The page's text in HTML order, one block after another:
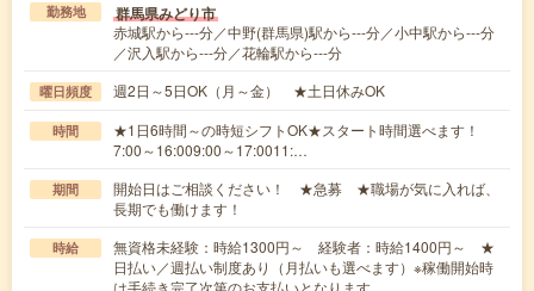
勤務地 群馬県みどり市
赤城駅から---分／中野(群馬県)駅から---分／小中駅から---分
／沢入駅から---分／花輪駅から---分
曜日頻度 週2日～5日OK（月～金） ★土日休みOK
時間
★1日6時間～の時短シフトOK★スタート時間選べます！
7:00～16:009:00～17:0011:…
期間
開始日はご相談ください！ ★急募 ★職場が気に入れば、
長期でも働けます！
時給
無資格未経験：時給1300円～ 経験者：時給1400円～ ★
日払い／週払い制度あり（月払いも選べます）※稼働開始時
は手続き完了次第のお支払いとなります。